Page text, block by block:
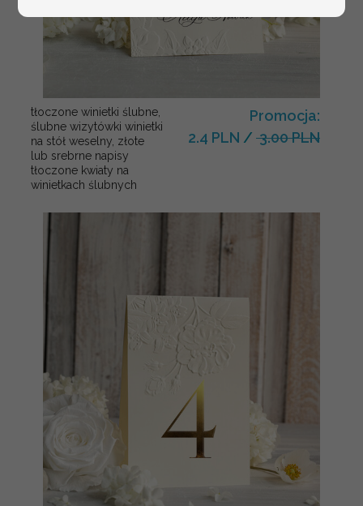
tłoczone winietki ślubne,
ślubne wizytówki winietki
na stół weselny, złote
lub srebrne napisy
tłoczone kwiaty na
winietkach ślubnych
Promocja:
2.4 PLN / 3.00 PLN